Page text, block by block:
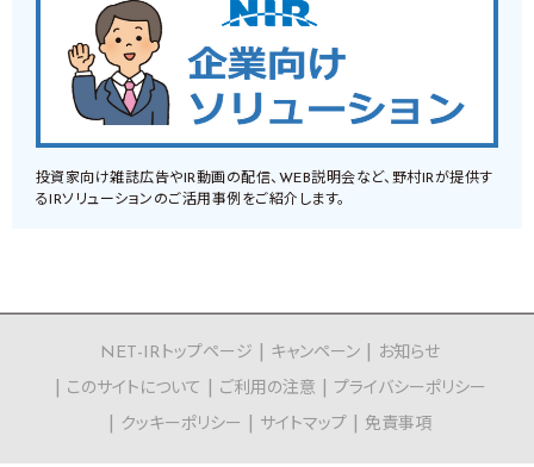
投資家向け雑誌広告やIR動画の配信、WEB説明会など、野村IRが提供す
るIRソリューションのご活用事例をご紹介します。
NET-IRトップページ キャンペーン
お知らせ
このサイトについて
ご利用の注意
プライバシーポリシー
クッキーポリシー
サイトマップ 免責事項